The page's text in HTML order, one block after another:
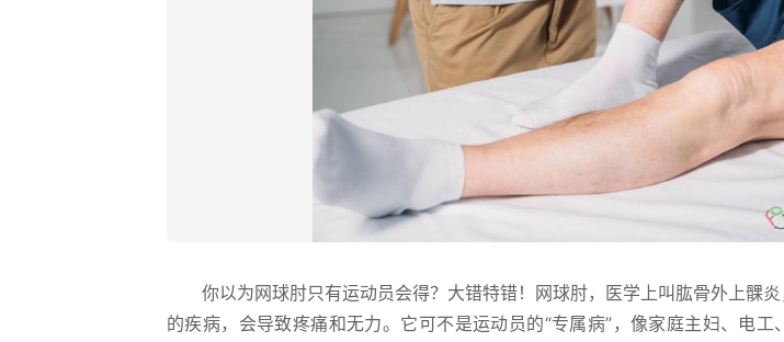
你以为网球肘只有运动员会得？大错特错！网球肘，医学上叫肱骨外上髁
的疾病，会导致疼痛和无力。它可不是运动员的“专属病”，像家庭主妇、电